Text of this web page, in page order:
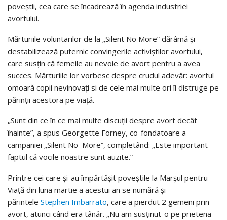
poveștii, cea care se încadrează în agenda industriei
avortului.
Mărturiile voluntarilor de la „Silent No More” dărâmă și
destabilizează puternic convingerile activiștilor avortului,
care susțin că femeile au nevoie de avort pentru a avea
succes. Mărturiile lor vorbesc despre crudul adevăr: avortul
omoară copii nevinovați si de cele mai multe ori îi distruge pe
părinții acestora pe viață.
„Sunt din ce în ce mai multe discuții despre avort decât
înainte”, a spus Georgette Forney, co-fondatoare a
campaniei „Silent No More”, completând: „Este important
faptul că vocile noastre sunt auzite.”
Printre cei care și-au împărtăşit poveștile la Marșul pentru
Viață din luna martie a acestui an se numără și
părintele Stephen Imbarrato, care a pierdut 2 gemeni prin
avort, atunci când era tânăr. „Nu am susținut-o pe prietena